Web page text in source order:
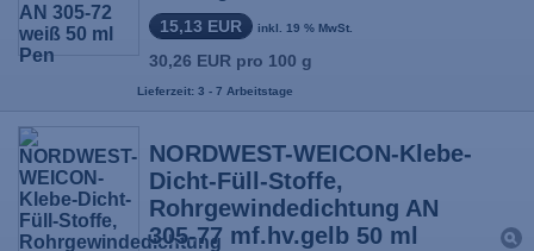
15,13 EUR inkl. 19 % MwSt.
30,26 EUR pro 100 g
Lieferzeit: 3 - 7 Arbeitstage
NORDWEST-WEICON-Klebe-
Dicht-Füll-Stoffe,
Rohrgewindedichtung AN
305-77 mf.hv.gelb 50 ml